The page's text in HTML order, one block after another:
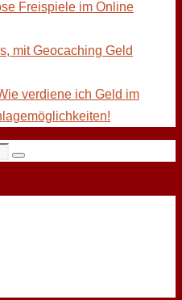
Freispiele im Online
mit Geocaching Geld
verdiene ich Geld im
Suchen